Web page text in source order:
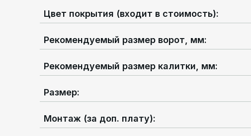
Цвет покрытия (входит в стоимость):
Рекомендуемый размер ворот, мм:
Рекомендуемый размер калитки, мм:
Размер:
Монтаж (за доп. плату):